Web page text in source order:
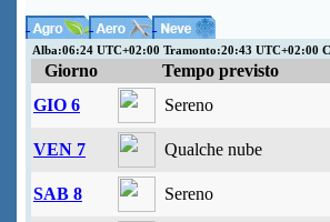
Alba:06:24 UTC+02:00 Tramonto:20:43 UTC+02:00
Giorno
Tempo previsto
GIO 6
Sereno
VEN 7 Qualche nube
SAB 8 Sereno